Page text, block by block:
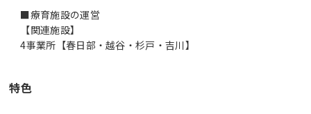
■療育施設の運営
【関連施設】
4事業所【春日部・越谷・杉戸・吉川】
特色